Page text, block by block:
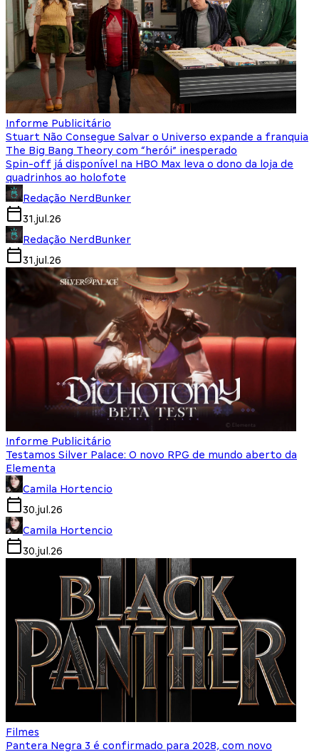
Informe Publicitário
Stuart Não Consegue Salvar o Universo expande a franquia
The Big Bang Theory com “herói” inesperado
Spin-off já disponível na HBO Max leva o dono da loja de
quadrinhos ao holofote
Redação NerdBunker
31.jul.26
Redação NerdBunker
31.jul.26
Informe Publicitário
Testamos Silver Palace: O novo RPG de mundo aberto da
Elementa
Camila Hortencio
30.jul.26
Camila Hortencio
30.jul.26
Filmes
Pantera Negra 3 é confirmado para 2028, com novo